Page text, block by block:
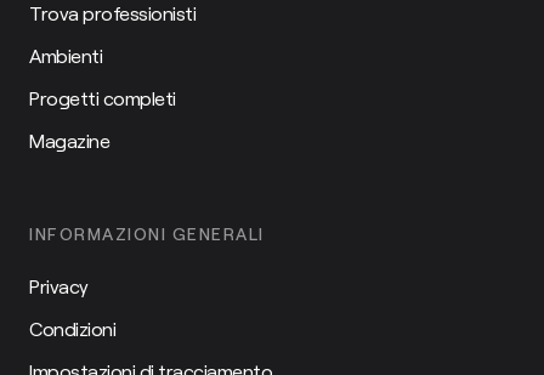
Trova professionisti
Ambienti
Progetti completi
Magazine
INFORMAZIONI GENERALI
Privacy
Condizioni